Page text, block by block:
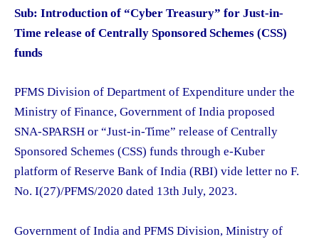
Sub: Introduction of “Cyber Treasury” for Just-in-
Time release of Centrally Sponsored Schemes (CSS)
funds
PFMS Division of Department of Expenditure under the
Ministry of Finance, Government of India proposed
SNA-SPARSH or “Just-in-Time” release of Centrally
Sponsored Schemes (CSS) funds through e-Kuber
platform of Reserve Bank of India (RBI) vide letter no F.
No. I(27)/PFMS/2020 dated 13th July, 2023.
Government of India and PFMS Division, Ministry of